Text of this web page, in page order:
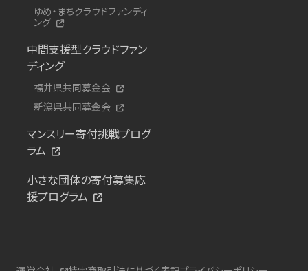
ゆめ・まちクラウドファンディ
ング
中間支援型クラウドファン
ディング
福井県共同募金会
新潟県共同募金会
マンスリー寄付挑戦プログ
ラム
小さな団体の寄付募集応
援プログラム